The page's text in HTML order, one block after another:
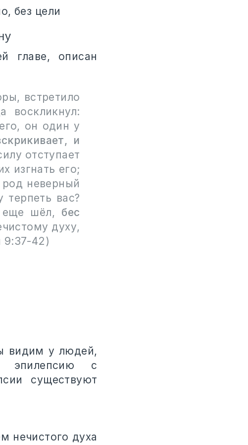
без цели
главе, описан
встретило
воскликнул:
он один у
и
отступает
изгнать его;
неверный
вас?
еще шёл, бес
духу,
9:37-42)
видим у людей,
эпилепсию с
существуют
нечистого духа